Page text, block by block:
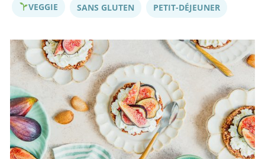
VEGGIE SANS GLUTEN PETIT-DÉJEUNER